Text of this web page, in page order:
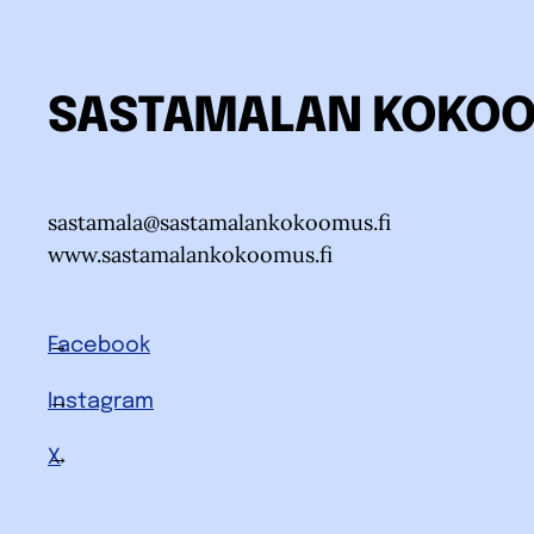
SASTAMALAN
sastamala@sastamalankokoomus.fi
www.sastamalankokoomus.fi
Facebook
Instagram
X